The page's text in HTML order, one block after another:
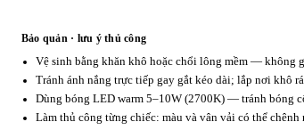
Bảo quản · lưu ý thủ công
Vệ sinh bằng khăn khô hoặc chổi lông mềm — không
Tránh ánh nắng trực tiếp gay gắt kéo dài; lắp nơi khô
Dùng bóng LED warm 5–10W (2700K) — tránh bóng
Làm thủ công từng chiếc: màu và vân vải có thể